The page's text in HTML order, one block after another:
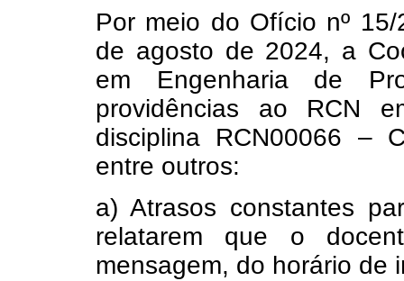
Por meio do Ofício nº
de agosto de 2024, a
em Engenharia de
providências ao RCN
disciplina RCN00066 –
entre outros:
a) Atrasos constantes
relatarem que o
mensagem, do horário de